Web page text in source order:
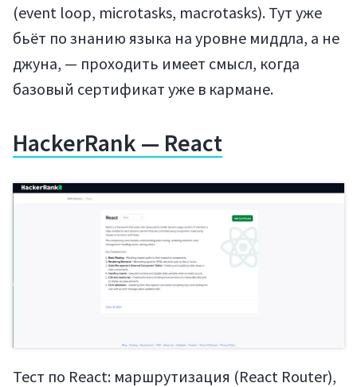
(event loop, microtasks, macrotasks). Тут уже
бьёт по знанию языка на уровне миддла, а не
джуна, — проходить имеет смысл, когда
базовый сертификат уже в кармане.
HackerRank — React
Тест по React: маршрутизация (React Router),